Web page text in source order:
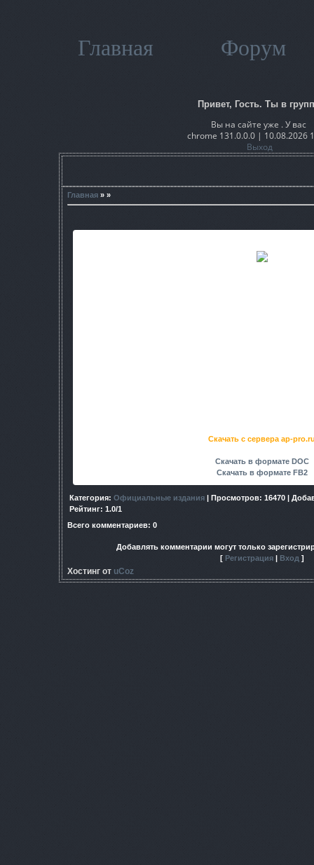
Главная Форум
Привет, Гость. Ты в
Вы на сайте уже . У вас
chrome 131.0.0.0 | 10.08.2026
Выход
Главная » »
Скачать с сервера ap-
Скачать в формате DOC
Скачать в формате FB2
Категория: Официальные издания | Просмотров: 16470 |
Рейтинг: 1.0/1
Всего комментариев: 0
Добавлять комментарии могут только
[ Регистрация | Вход ]
Хостинг от uCoz